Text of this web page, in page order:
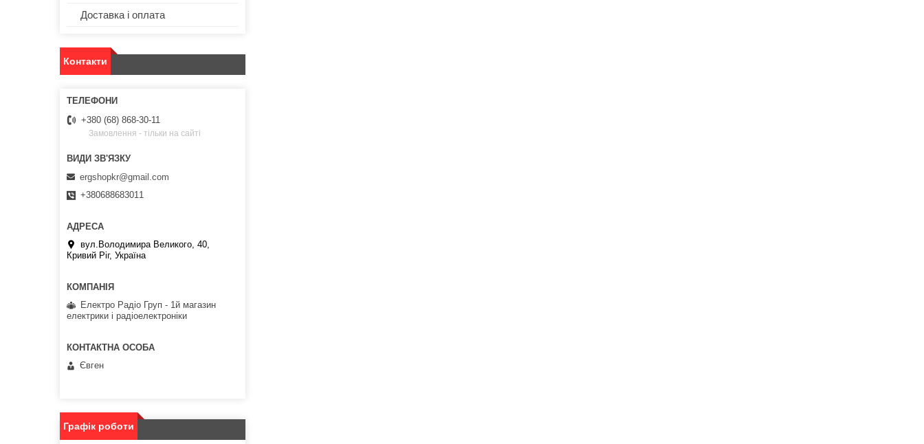
Доставка і оплата
Контакти
+380 (68) 868-30-11
Замовлення - тільки на сайті
ergshopkr@gmail.com
+380688683011
вул.Володимира Великого, 40,
Кривий Ріг, Україна
Електро Радіо Груп - 1й магазин
електрики і радіоелектроніки
Євген
Графік роботи